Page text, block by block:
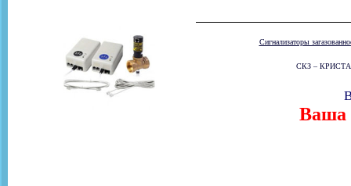
Сигнализаторы
СКЗ –
Ваша